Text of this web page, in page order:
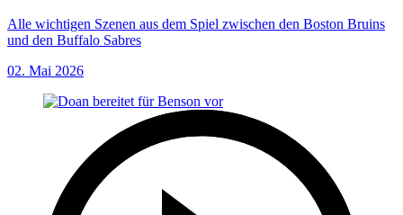
Alle wichtigen Szenen aus dem Spiel zwischen den Boston Bruins
und den Buffalo Sabres
02. Mai 2026